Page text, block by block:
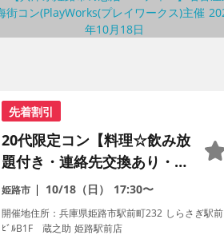
先着割引
20代限定コン【料理☆飲み放
題付き・連絡先交換あり・完
全着席型】１名参加多数・初
参加も大歓迎☆プレイワーク
ス主催☆
姫路市 10/18（日） 17:30〜
開催地住所：兵庫県姫路市駅前町232 しらさぎ駅前
ﾋﾞﾙB1F 蔵之助 姫路駅前店